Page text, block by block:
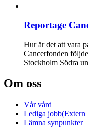
Reportage
Hur är det att vara
Cancerfonden
Stockholm Södra
Om oss
Vår vård
Lediga jobb(Extern
Lämna synpunkter